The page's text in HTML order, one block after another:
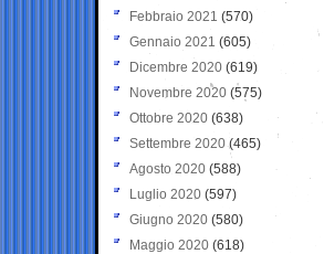
Febbraio 2021 (570)
Gennaio 2021 (605)
Dicembre 2020 (619)
Novembre 2020 (575)
Ottobre 2020 (638)
Settembre 2020(465)
Agosto 2020 (588)
Luglio 2020 (597)
Giugno 2020 (580)
Maggio 2020 (618)